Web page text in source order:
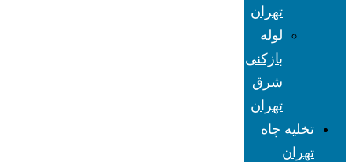
تهران
لوله
بازکنی
شرق
تهران
تخلیه چاه
تهران